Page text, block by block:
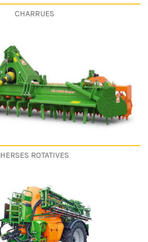
CHARRUES
HERSES ROTATIVES